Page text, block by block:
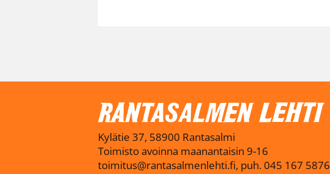
Kylätie 37, 58900 Rantasalmi
Toimisto avoinna maanantaisin 9-16
toimitus@rantasalmenlehti.fi, puh. 045 167 5876